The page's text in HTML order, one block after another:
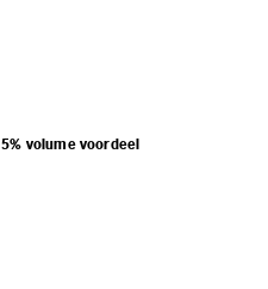
5% volume voordeel